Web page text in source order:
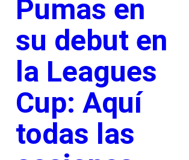
Pumas en
su debut en
la Leagues
Cup: Aquí
todas las